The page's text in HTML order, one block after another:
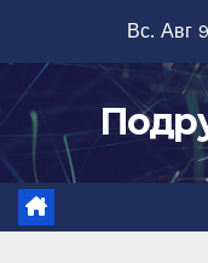
содержимому
Вс. Авг